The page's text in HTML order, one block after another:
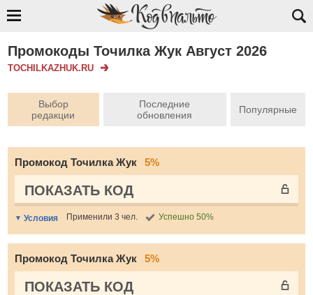
Промокоды Точилка Жук Август 2026
TOCHILKAZHUK.RU
Выбор
редакции
Последние
обновления
Популярные
Промокод Точилка Жук 5%
ПОКАЗАТЬ КОД
Условия Применили 3 чел. Успешно 50%
Промокод Точилка Жук 5%
ПОКАЗАТЬ КОД